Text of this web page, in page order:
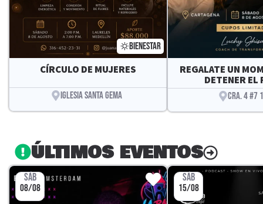
CÍRCULO DE MUJERES
IGLESIA SANTA GEMA
BIENESTAR
REGALATE UN
DETENER EL
CRA. 4 #7
ÚLTIMOS EVENTOS
SÁB
08/08
SÁB
15/08